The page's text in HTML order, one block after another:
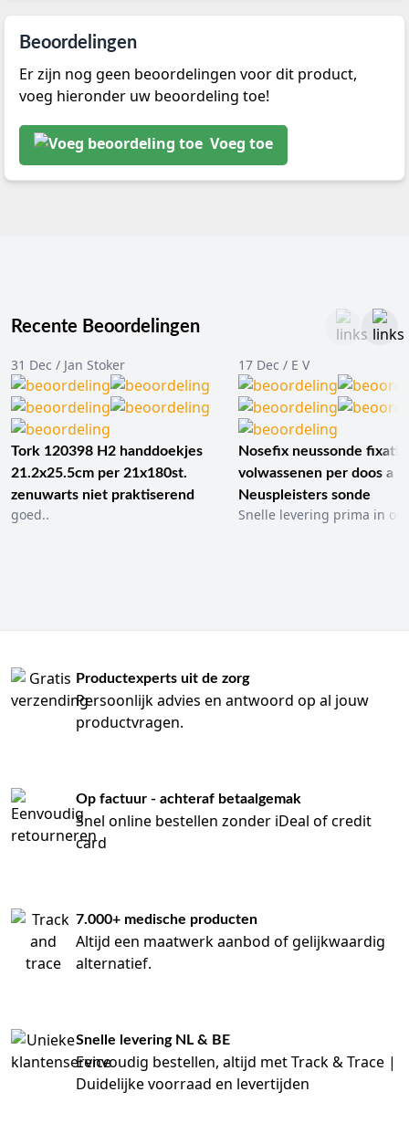
Beoordelingen
Er zijn nog geen beoordelingen voor dit product,
voeg hieronder uw beoordeling toe!
Voeg toe
Recente Beoordelingen
31 Dec / Jan Stoker
Tork 120398 H2 handdoekjes
21.2x25.5cm per 21x180st.
zenuwarts niet praktiserend
goed..
17 Dec / E V
Nosefix neussonde
volwassenen per doos a
Neuspleisters sonde
Snelle levering prima in
Productexperts uit de zorg
Persoonlijk advies en antwoord op al jouw
productvragen.
Op factuur - achteraf betaalgemak
Snel online bestellen zonder iDeal of credit
card
7.000+ medische producten
Altijd een maatwerk aanbod of gelijkwaardig
alternatief.
Snelle levering NL & BE
Eenvoudig bestellen, altijd met Track & Trace |
Duidelijke voorraad en levertijden